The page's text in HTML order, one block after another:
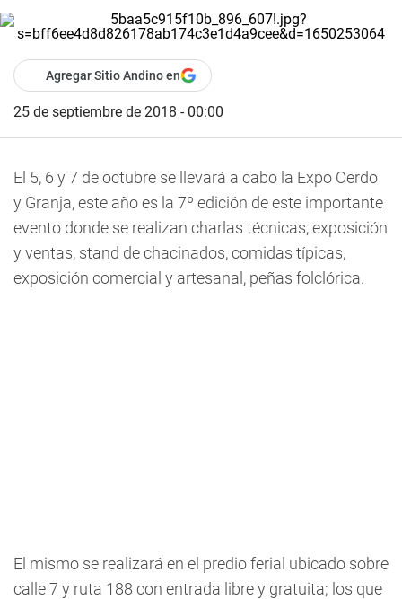
Agregar Sitio Andino en
25 de septiembre de 2018 - 00:00
El 5, 6 y 7 de octubre se llevará a cabo la Expo Cerdo
y Granja, este año es la 7º edición de este importante
evento donde se realizan charlas técnicas, exposición
y ventas, stand de chacinados, comidas típicas,
exposición comercial y artesanal, peñas folclórica.
El mismo se realizará en el predio ferial ubicado sobre
calle 7 y ruta 188 con entrada libre y gratuita; los que